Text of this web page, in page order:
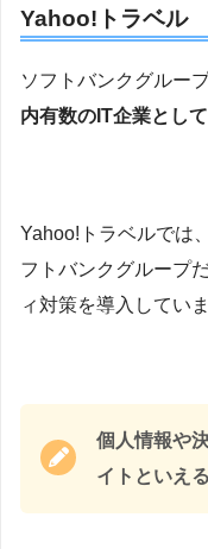
Yahoo!トラベル
ソフトバンクグルー
内有数のIT企業とし
Yahoo!トラベルでは
フトバンクグループ
ィ対策を導入していま
個人情報や
イトといえ